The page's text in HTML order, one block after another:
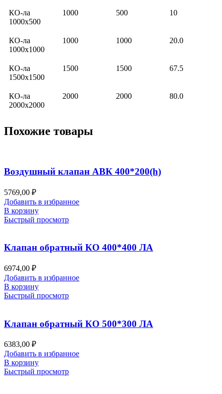
КО-ла
1000х500
1000 500 10
КО-ла
1000х1000
1000 1000 20.0
КО-ла
1500х1500
1500 1500 67.5
КО-ла
2000х2000
2000 2000 80.0
Похожие товары
Воздушный клапан АВК 400*200(h)
5769,00 ₽
Добавить в избранное
В корзину
Быстрый просмотр
Клапан обратный КО 400*400 ЛА
6974,00 ₽
Добавить в избранное
В корзину
Быстрый просмотр
Клапан обратный КО 500*300 ЛА
6383,00 ₽
Добавить в избранное
В корзину
Быстрый просмотр